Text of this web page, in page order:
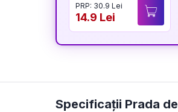
PRP: 30.9 Lei
14.9 Lei
Specificații Prada